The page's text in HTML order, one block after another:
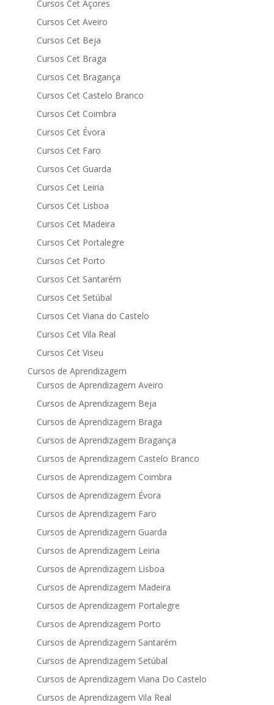
Cursos Cet Açores
Cursos Cet Aveiro
Cursos Cet Beja
Cursos Cet Braga
Cursos Cet Bragança
Cursos Cet Castelo Branco
Cursos Cet Coimbra
Cursos Cet Évora
Cursos Cet Faro
Cursos Cet Guarda
Cursos Cet Leiria
Cursos Cet Lisboa
Cursos Cet Madeira
Cursos Cet Portalegre
Cursos Cet Porto
Cursos Cet Santarém
Cursos Cet Setúbal
Cursos Cet Viana do Castelo
Cursos Cet Vila Real
Cursos Cet Viseu
Cursos de Aprendizagem
Cursos de Aprendizagem Aveiro
Cursos de Aprendizagem Beja
Cursos de Aprendizagem Braga
Cursos de Aprendizagem Bragança
Cursos de Aprendizagem Castelo Branco
Cursos de Aprendizagem Coimbra
Cursos de Aprendizagem Évora
Cursos de Aprendizagem Faro
Cursos de Aprendizagem Guarda
Cursos de Aprendizagem Leiria
Cursos de Aprendizagem Lisboa
Cursos de Aprendizagem Madeira
Cursos de Aprendizagem Portalegre
Cursos de Aprendizagem Porto
Cursos de Aprendizagem Santarém
Cursos de Aprendizagem Setúbal
Cursos de Aprendizagem Viana Do Castelo
Cursos de Aprendizagem Vila Real